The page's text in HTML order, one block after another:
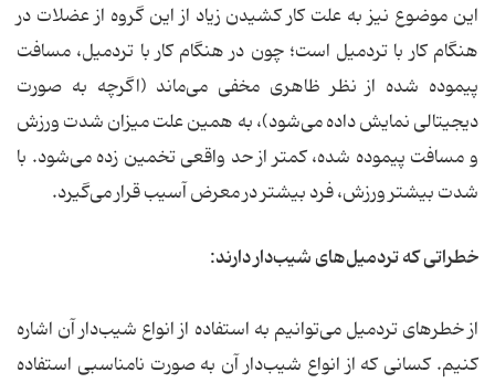
این موضوع نیز به علت کار کشیدن زیاد از این گروه از عضلات در
هنگام کار با تردمیل است؛ چون در هنگام کار با تردمیل، مسافت
پیموده شده از نظر ظاهری مخفی می‌ماند (اگرچه به صورت
دیجیتالی نمایش داده می‌شود)، به همین علت میزان شدت ورزش
و مسافت پیموده شده، کمتر از حد واقعی تخمین زده می‌شود. با
شدت بیشتر ورزش، فرد بیشتر در معرض آسیب قرار می‌گیرد.
خطراتی كه تردمیل‌های شیب‌دار دارند:
از خطرهای تردمیل می‌توانیم به استفاده از انواع شیب‌دار آن اشاره
کنیم. کسانی که از انواع شیب‌دار آن به صورت نامناسبی استفاده